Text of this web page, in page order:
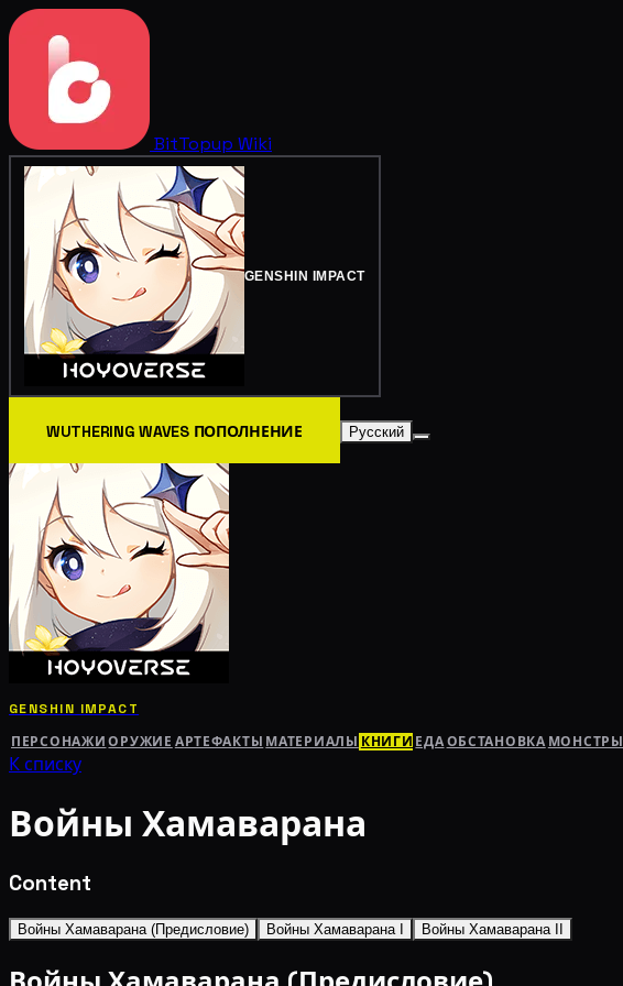
BitTopup Wiki
GENSHIN IMPACT
WUTHERING WAVES ПОПОЛНЕНИЕ Русский
GENSHIN IMPACT
ПЕРСОНАЖИ ОРУЖИЕ АРТЕФАКТЫ МАТЕРИАЛЫ КНИГИ ЕДАОБСТАНОВКА МОНСТРЫ
К списку
Войны Хамаварана
Content
Войны Хамаварана (Предисловие) Войны Хамаварана I Войны Хамаварана II